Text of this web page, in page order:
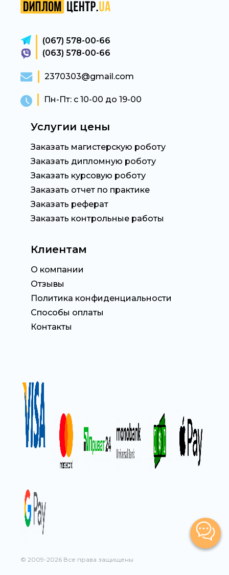
(067) 578-00-66
(063) 578-00-66
2370303@gmail.com
Пн-Пт: с 10-00 до 19-00
Услугии цены
Заказать магистерскую роботу
Заказать дипломную роботу
Заказать курсовую роботу
Заказать отчет по практике
Заказать реферат
Заказать контрольные работы
Клиентам
О компании
Отзывы
Политика конфиденциальности
Способы оплаты
Контакты
© 2009-2026 Все права защищены